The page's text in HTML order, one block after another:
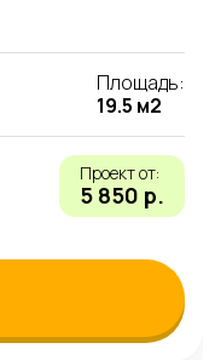
Площадь:
19.5 м2
Проект от:
5 850 р.